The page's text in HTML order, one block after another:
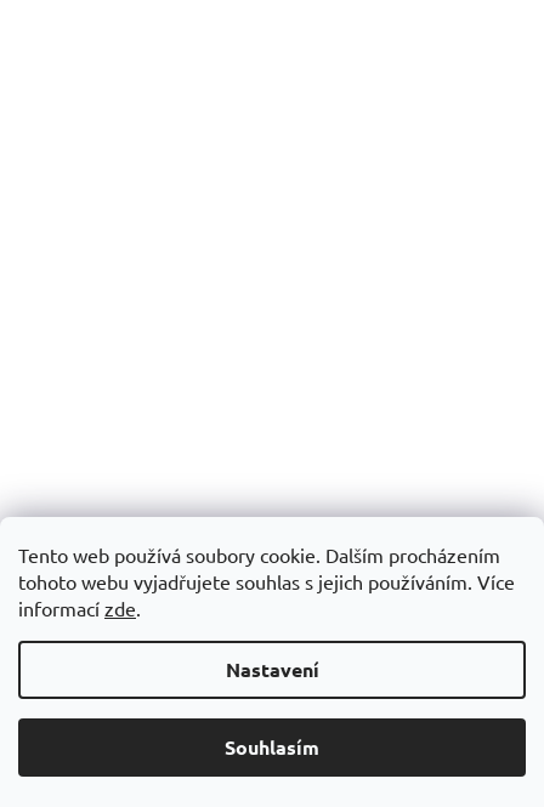
Tento web používá soubory cookie. Dalším procházením
tohoto webu vyjadřujete souhlas s jejich používáním. Více
informací zde.
Nastavení
Souhlasím